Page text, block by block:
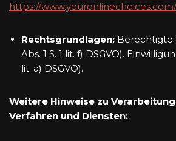
https://www.youronlinechoices.com/
Rechtsgrundlagen: Berechtigte
Abs. 1 S. 1 lit. f) DSGVO).
lit. a) DSGVO).
Weitere Hinweise zu
Verfahren und Diensten: